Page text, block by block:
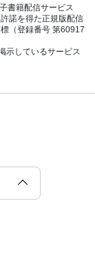
書籍配信サービス
諾を得た正規版配信
（登録番号 第60917
示しているサービス